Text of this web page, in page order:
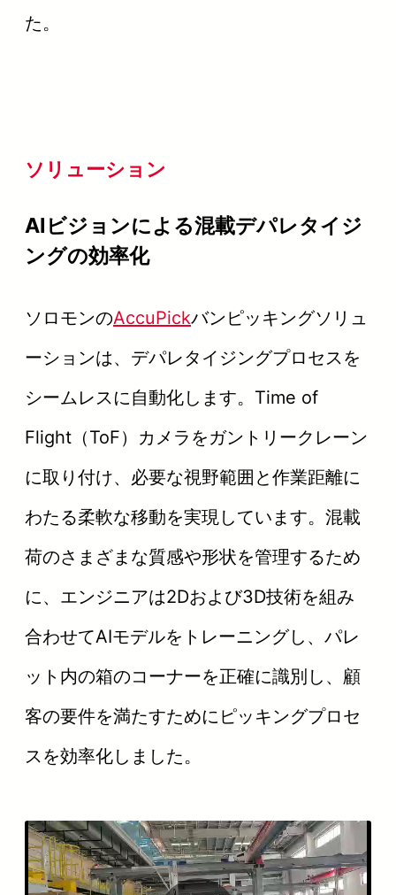
た。
ソリューション
AIビジョンによる混載デパレタイジ
ングの効率化
ソロモンのAccuPickバンピッキングソリュ
ーションは、デパレタイジングプロセスを
シームレスに自動化します。Time of
Flight（ToF）カメラをガントリークレーン
に取り付け、必要な視野範囲と作業距離に
わたる柔軟な移動を実現しています。混載
荷のさまざまな質感や形状を管理するため
に、エンジニアは2Dおよび3D技術を組み
合わせてAIモデルをトレーニングし、パレ
ット内の箱のコーナーを正確に識別し、顧
客の要件を満たすためにピッキングプロセ
スを効率化しました。